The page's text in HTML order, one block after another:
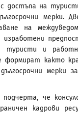
с достъпа на
мерки.
на
туристи и
формират както
мерки
подчерта, че
кадрови